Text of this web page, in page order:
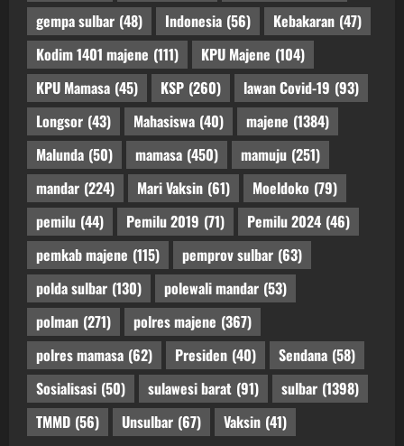
gempa sulbar (48) Indonesia (56) Kebakaran (47)
Kodim 1401 majene (111) KPU Majene (104)
KPU Mamasa (45) KSP (260) lawan Covid-19 (93)
Longsor (43) Mahasiswa (40) majene (1384)
Malunda (50) mamasa (450) mamuju (251)
mandar (224) Mari Vaksin (61) Moeldoko (79)
pemilu (44) Pemilu 2019 (71) Pemilu 2024 (46)
pemkab majene (115) pemprov sulbar (63)
polda sulbar (130) polewali mandar (53)
polman (271) polres majene (367)
polres mamasa (62) Presiden (40) Sendana (58)
Sosialisasi (50) sulawesi barat (91) sulbar (1398)
TMMD (56) Unsulbar (67) Vaksin (41)